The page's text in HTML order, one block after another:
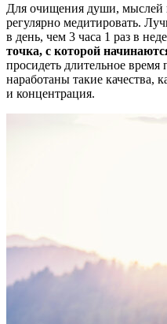
Для очищения души, мыслей
регулярно медитировать.
в день, чем 3 часа 1 раз в
точка, с которой
просидеть длительное время
наработаны такие качества,
и концентрация.